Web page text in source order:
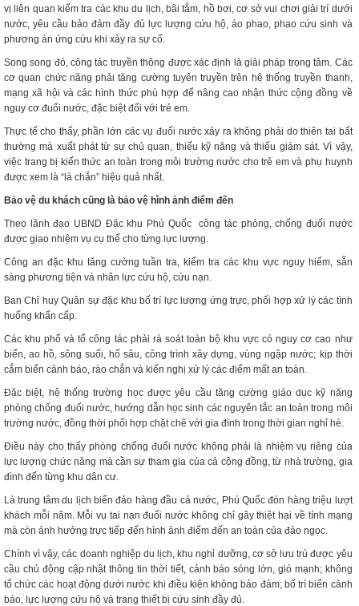
vị liên quan kiểm tra các khu du lịch, bãi tắm, hồ bơi, cơ sở vui chơi giải trí dưới
nước, yêu cầu bảo đảm đầy đủ lực lượng cứu hộ, áo phao, phao cứu sinh và
phương án ứng cứu khi xảy ra sự cố.
Song song đó, công tác truyền thông được xác định là giải pháp trọng tâm. Các
cơ quan chức năng phải tăng cường tuyên truyền trên hệ thống truyền thanh,
mạng xã hội và các hình thức phù hợp để nâng cao nhận thức cộng đồng về
nguy cơ đuối nước, đặc biệt đối với trẻ em.
Thực tế cho thấy, phần lớn các vụ đuối nước xảy ra không phải do thiên tai bất
thường mà xuất phát từ sự chủ quan, thiếu kỹ năng và thiếu giám sát. Vì vậy,
việc trang bị kiến thức an toàn trong môi trường nước cho trẻ em và phụ huynh
được xem là “lá chắn” hiệu quả nhất.
Bảo vệ du khách cũng là bảo vệ hình ảnh điểm đến
Theo lãnh đạo UBND Đặc khu Phú Quốc công tác phòng, chống đuối nước
được giao nhiệm vụ cụ thể cho từng lực lượng.
Công an đặc khu tăng cường tuần tra, kiểm tra các khu vực nguy hiểm, sẵn
sàng phương tiện và nhân lực cứu hộ, cứu nạn.
Ban Chỉ huy Quân sự đặc khu bố trí lực lượng ứng trực, phối hợp xử lý các tình
huống khẩn cấp.
Các khu phố và tổ công tác phải rà soát toàn bộ khu vực có nguy cơ cao như
biển, ao hồ, sông suối, hố sâu, công trình xây dựng, vùng ngập nước; kịp thời
cắm biển cảnh báo, rào chắn và kiến nghị xử lý các điểm mất an toàn.
Đặc biệt, hệ thống trường học được yêu cầu tăng cường giáo dục kỹ năng
phòng chống đuối nước, hướng dẫn học sinh các nguyên tắc an toàn trong môi
trường nước, đồng thời phối hợp chặt chẽ với gia đình trong thời gian nghỉ hè.
Điều này cho thấy phòng chống đuối nước không phải là nhiệm vụ riêng của
lực lượng chức năng mà cần sự tham gia của cả cộng đồng, từ nhà trường, gia
đình đến từng khu dân cư.
Là trung tâm du lịch biển đảo hàng đầu cả nước, Phú Quốc đón hàng triệu lượt
khách mỗi năm. Mỗi vụ tai nạn đuối nước không chỉ gây thiệt hại về tính mạng
mà còn ảnh hưởng trực tiếp đến hình ảnh điểm đến an toàn của đảo ngọc.
Chính vì vậy, các doanh nghiệp du lịch, khu nghỉ dưỡng, cơ sở lưu trú được yêu
cầu chủ động cập nhật thông tin thời tiết, cảnh báo sóng lớn, gió mạnh; không
tổ chức các hoạt động dưới nước khi điều kiện không bảo đảm; bố trí biển cảnh
báo, lực lượng cứu hộ và trang thiết bị cứu sinh đầy đủ.